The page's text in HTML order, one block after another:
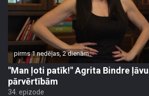
pirms 1 nedēļas, 2 dienām
"Man ļoti patīk!" Agrita Bindre
pārvērtībām
34. epizode